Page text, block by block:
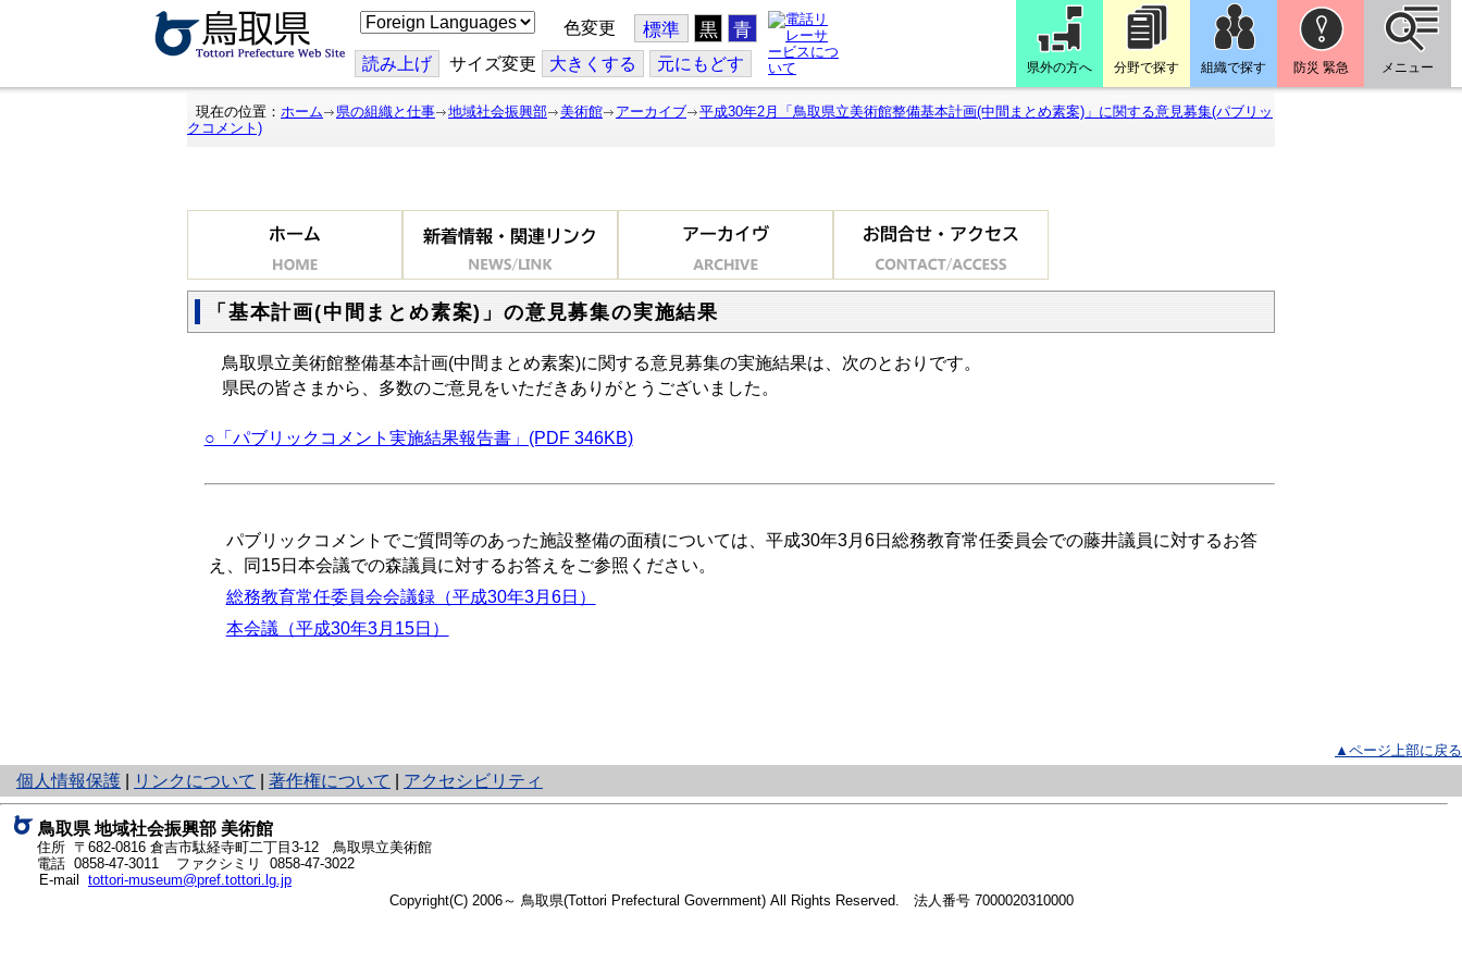
こ
の
ジ
を
翻
色変更 標準 黒 青
読み上げ サイズ変更 大きくする 元にもどす 県外の方へ 分野で探す 組織で探す 防災 緊急 メニュー
現在の位置： ホーム 県の組織と仕事 地域社会振興部 美術館 アーカイブ
平成30年2月「鳥取県立美術館整備基本計画(中間まとめ素案)」に関する意見募集(パブリッ
クコメント)
「基本計画(中間まとめ素案)」の意見募集の実施結果
鳥取県立美術館整備基本計画(中間まとめ素案)に関する意見募集の実施結果は、次のとおりです。
県民の皆さまから、多数のご意見をいただきありがとうございました。
○「パブリックコメント実施結果報告書」(PDF 346KB)
パブリックコメントでご質問等のあった施設整備の面積については、平成30年3月6日総務教育常任委員会での藤井議員に対するお答
え、同15日本会議での森議員に対するお答えをご参照ください。
総務教育常任委員会会議録（平成30年3月6日）
本会議（平成30年3月15日）
▲ページ上部に戻る
個人情報保護
と
り
ネ
ッ
ト
へ
リンクについて 著作権について アクセシビリティ
鳥取県 地域社会振興部 美術館
住所 〒682-0816 倉吉市駄経寺町二丁目3-12 鳥取県立美術館
電話 0858-47-3011
ファクシミリ 0858-47-3022
E-mail tottori-museum@pref.tottori.lg.jp
Copyright(C) 2006～ 鳥取県(Tottori Prefectural Government) All Rights Reserved. 法人番号 7000020310000